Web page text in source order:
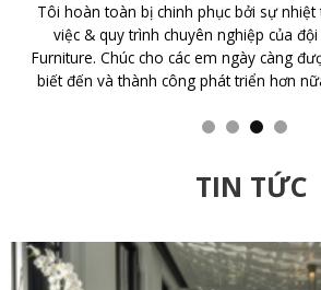
Tôi sở hữu căn hộ Vinhomes Central Park
với CTY TNHH Nội Thất Mạnh Hệ Tôi đã
nghiệp của Cty với Thiết kế đẹp, sang
tình, trách nhiệm cao. Cám ơn đội ngũ
TIN TỨC